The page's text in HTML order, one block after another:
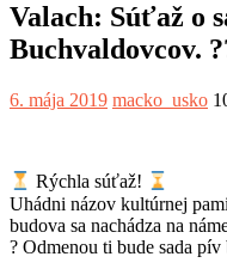
Valach: Súťaž o
Buchvaldovcov.
6. mája 2019 macko_usko
Rýchla súťaž!
Uhádni názov kultúrnej
budova sa nachádza na
? Odmenou ti bude sada